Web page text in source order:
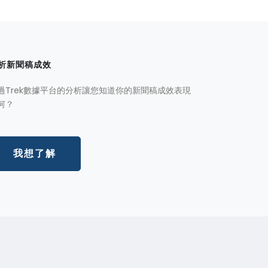
新聞稿成效
Trek數據平台的分析讓您知道你的新聞稿成效表現
？
我想了解